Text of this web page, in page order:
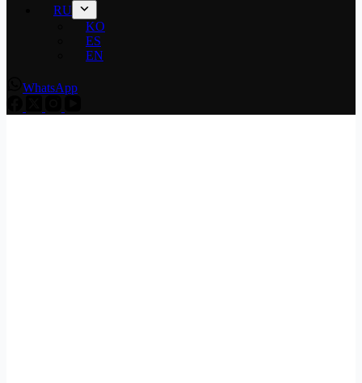
RU
KO
ES
EN
WhatsApp